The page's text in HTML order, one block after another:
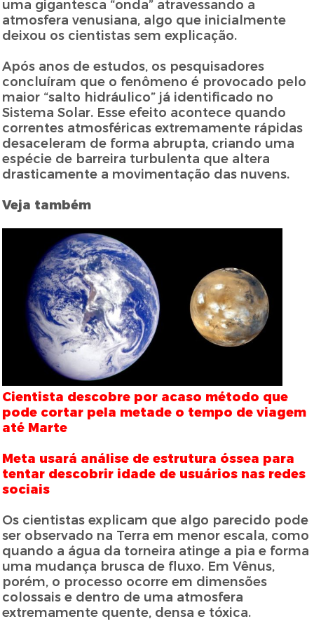
uma gigantesca “onda” atravessando a
atmosfera venusiana, algo que inicialmente
deixou os cientistas sem explicação.
Após anos de estudos, os pesquisadores
concluíram que o fenômeno é provocado pelo
maior “salto hidráulico” já identificado no
Sistema Solar. Esse efeito acontece quando
correntes atmosféricas extremamente rápidas
desaceleram de forma abrupta, criando uma
espécie de barreira turbulenta que altera
drasticamente a movimentação das nuvens.
Veja também
Cientista descobre por acaso método que
pode cortar pela metade o tempo de viagem
até Marte
Meta usará análise de estrutura óssea para
tentar descobrir idade de usuários nas redes
sociais
Os cientistas explicam que algo parecido pode
ser observado na Terra em menor escala, como
quando a água da torneira atinge a pia e forma
uma mudança brusca de fluxo. Em Vênus,
porém, o processo ocorre em dimensões
colossais e dentro de uma atmosfera
extremamente quente, densa e tóxica.